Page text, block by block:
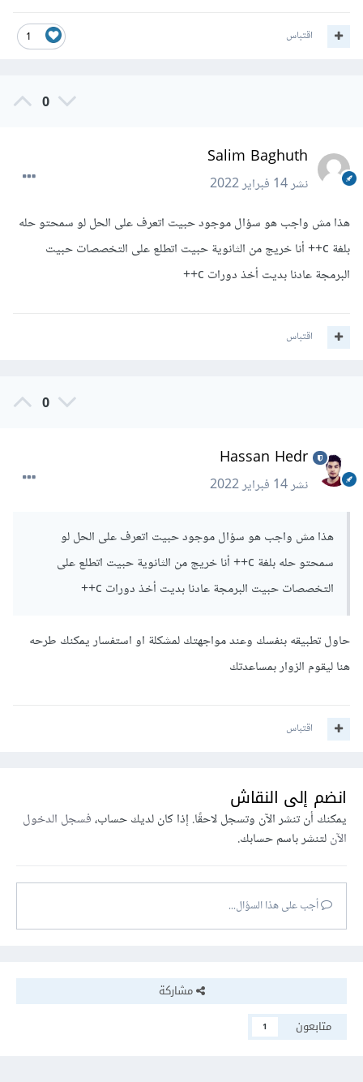
1 اقتباس
0
Salim Baghuth
نشر14 فبراير 2022
هذا مش واجب هو سؤال موجود حبيت اتعرف على الحل لو سمحتو حله
بلغة c++ أنا خريج من الثانوية حبيت اتطلع على التخصصات حبيت
البرمجة عادنا بديت أخذ دورات c++
اقتباس
0
Hassan Hedr
نشر14 فبراير 2022
هذا مش واجب هو سؤال موجود حبيت اتعرف على الحل لو
سمحتو حله بلغة c++ أنا خريج من الثانوية حبيت اتطلع على
التخصصات حبيت البرمجة عادنا بديت أخذ دورات c++
حاول تطبيقه بنفسك وعند مواجهتك لمشكلة او استفسار يمكنك طرحه
هنا ليقوم الزوار بمساعدتك
اقتباس
انضم إلى النقاش
يمكنك أن تنشر الآن وتسجل لاحقًا. إذا كان لديك حساب،فسجل الدخول
الآنلتنشر باسم حسابك.
أجب على هذا السؤال...
مشاركة
متابعون
1